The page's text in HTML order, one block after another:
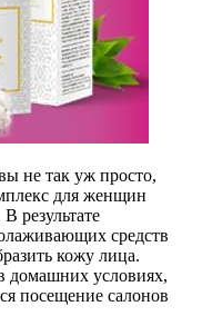
не так уж просто,
для женщин
В результате
средств
кожу лица.
домашних условиях,
посещение салонов